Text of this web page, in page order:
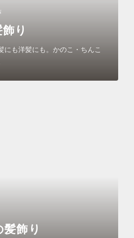
り
にも洋髪にも。かのこ・ちんこ
飾り